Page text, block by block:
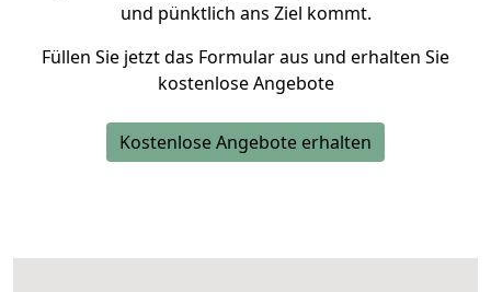
und pünktlich ans Ziel kommt.
Füllen Sie jetzt das Formular aus und erhalten Sie
kostenlose Angebote
Kostenlose Angebote erhalten